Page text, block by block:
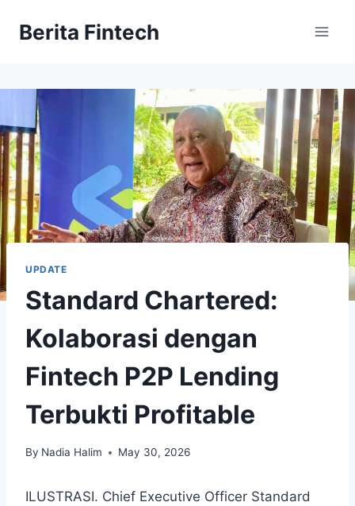
Berita Fintech
UPDATE
Standard Chartered:
Kolaborasi dengan
Fintech P2P Lending
Terbukti Profitable
By Nadia Halim May 30, 2026
ILUSTRASI. Chief Executive Officer Standard